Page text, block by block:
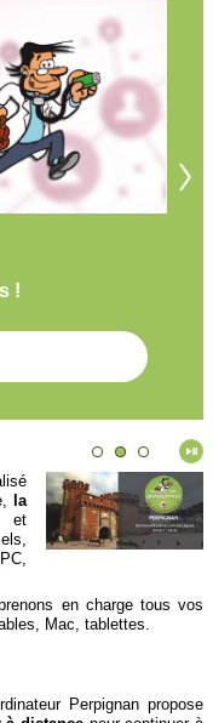
participe à la
!
la
en charge tous vos
Mac, tablettes.
Perpignan propose